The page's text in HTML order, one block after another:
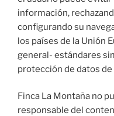
información,
configurando su
los países de la Unión
general- estándares
protección de datos
Finca La Montaña no
responsable del